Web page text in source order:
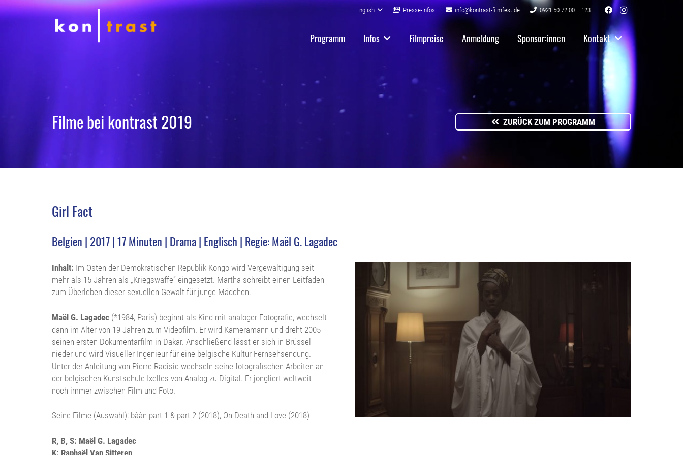
English Presse-Infos info@kontrast-filmfest.de 0921 50 72 00 – 123
Programm Infos Filmpreise Anmeldung Sponsor:innen Kontakt
Filme bei kontrast 2019 ZURÜCK ZUM PROGRAMM
Girl Fact
Belgien | 2017 | 17 Minuten | Drama | Englisch | Regie: Maël G. Lagadec
Inhalt: Im Osten der Demokratischen Republik Kongo wird Vergewaltigung seit
mehr als 15 Jahren als „Kriegswaffe“ eingesetzt. Martha schreibt einen Leitfaden
zum Überleben dieser sexuellen Gewalt für junge Mädchen.
Maël G. Lagadec (*1984, Paris) beginnt als Kind mit analoger Fotografie, wechselt
dann im Alter von 19 Jahren zum Videofilm. Er wird Kameramann und dreht 2005
seinen ersten Dokumentarfilm in Dakar. Anschließend lässt er sich in Brüssel
nieder und wird Visueller Ingenieur für eine belgische Kultur-Fernsehsendung.
Unter der Anleitung von Pierre Radisic wechseln seine fotografischen Arbeiten an
der belgischen Kunstschule Ixelles von Analog zu Digital. Er jongliert weltweit
noch immer zwischen Film und Foto.
Seine Filme (Auswahl): bààn part 1 & part 2 (2018), On Death and Love (2018)
R, B, S: Maël G. Lagadec
K: Raphaël Van Sitteren